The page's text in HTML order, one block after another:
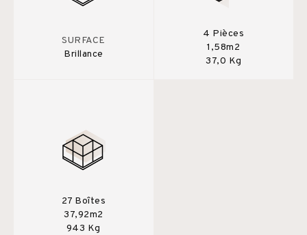
SURFACE
Brillance
4 Pièces
1,58m2
37,0 Kg
27 Boîtes
37,92m2
943 Kg